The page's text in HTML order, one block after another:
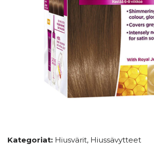
Kategoriat: Hiusvärit, Hiussävytteet